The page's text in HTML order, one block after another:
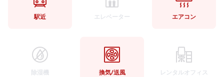
駅近 エレベーター エアコン
除湿機 換気/送風 レンタルオフィス